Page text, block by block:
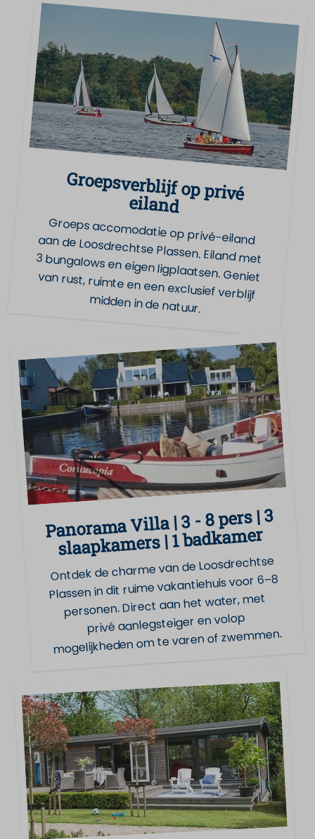
Groepsverblijf op privé
eiland
Groeps accomodatie op privé-eiland aan de Loosdrechtse Plassen. Eiland met 3 bungalows en eigen ligplaatsen. Geniet van rust, ruimte en een exclusief verblijf
midden in de natuur.
Panorama Villa | 3 - 8 pers | 3
slaapkamers | 1 badkamer
Ontdek de charme van de Loosdrechtse
Plassen in dit ruime vakantiehuis voor 6–8
personen. Direct aan het water, met
privé aanlegsteiger en volop
mogelijkheden om te varen of zwemmen.